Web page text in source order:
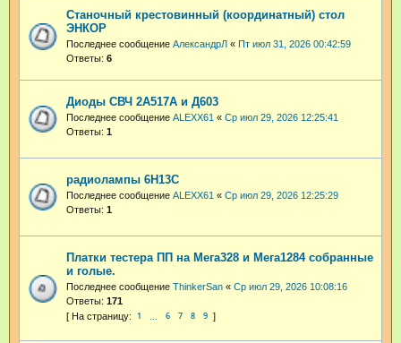
Станочный крестовинный (координатный) стол
ЭНКОР
Последнее сообщение АлександрЛ « Пт июл 31, 2026 00:42:59
Ответы: 6
Диоды СВЧ 2А517А и Д603
Последнее сообщение ALEXX61 « Ср июл 29, 2026 12:25:41
Ответы: 1
радиолампы 6Н13С
Последнее сообщение ALEXX61 « Ср июл 29, 2026 12:25:29
Ответы: 1
Платки тестера ПП на Мега328 и Мега1284 собранные
и голые.
Последнее сообщение ThinkerSan « Ср июл 29, 2026 10:08:16
Ответы: 171
1 6 7 8 9